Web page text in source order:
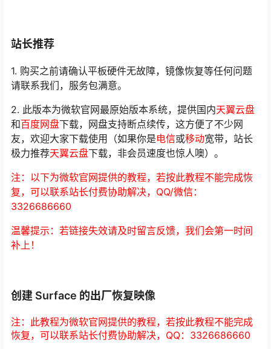
站长推荐
1. 购买之前请确认平板硬件无故障，镜像恢复等任何问题
请联系我们，服务包满意。
2. 此版本为微软官网最原始版本系统，提供国内天翼云盘
和百度网盘下载，网盘支持断点续传，这方便了不少网
友，欢迎大家下载使用（如果你是电信或移动宽带，站长
极力推荐天翼云盘下载，非会员速度也惊人噢）。
注：以下为微软官网提供的教程，若按此教程不能完成恢
复，可以联系站长付费协助解决，QQ/微信：
3326686660
温馨提示：若链接失效请及时留言反馈，我们会第一时间
补上！
创建 Surface 的出厂恢复映像
注：此教程为微软官网提供的教程，若按此教程不能完成
恢复，可以联系站长付费协助解决，QQ：3326686660